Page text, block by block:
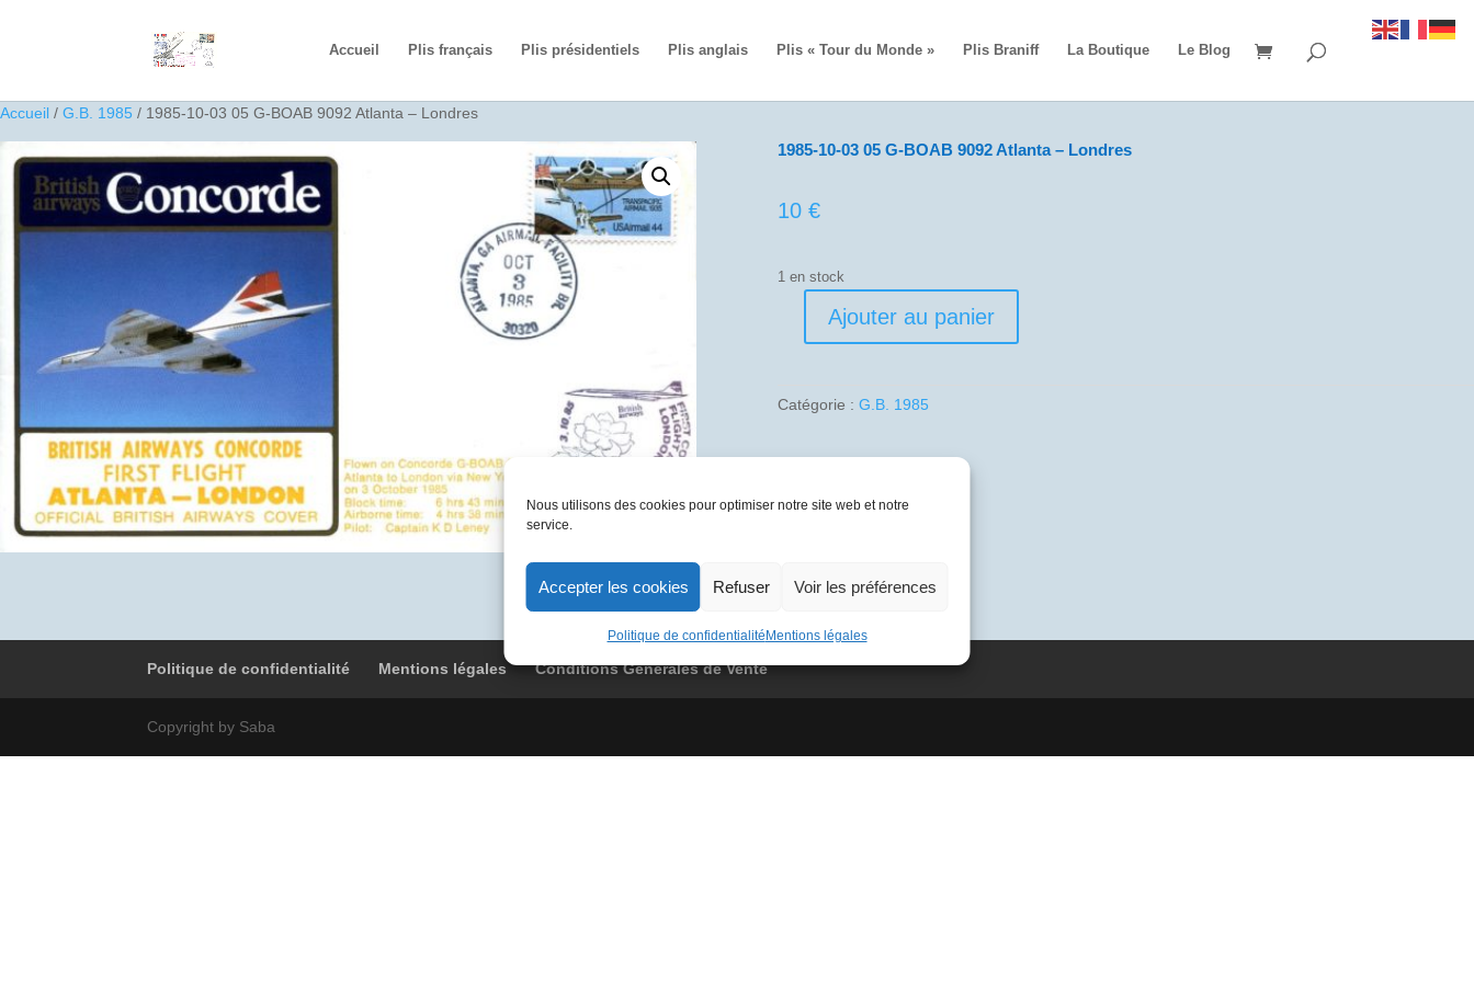
Nous utilisons des cookies pour optimiser notre site web et notre
service.
Accepter les cookies Refuser Voir les préférences
Politique de confidentialité Mentions légales
Accueil Plis français Plis présidentiels Plis anglais Plis « Tour du Monde » Plis Braniff La Boutique Le Blog
Accueil / G.B. 1985 / 1985-10-03 05 G-BOAB 9092 Atlanta – Londres
1985-10-03 05 G-BOAB 9092 Atlanta – Londres
10 €
1 en stock
quantité
10-
05
BOAB
Ajouter au panier
Catégorie : G.B. 1985
Politique de confidentialité Mentions légales Conditions Générales de Vente
Copyright by Saba